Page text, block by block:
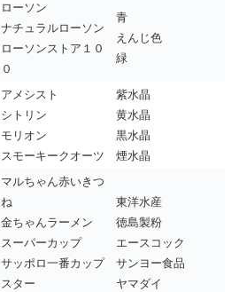
ローソン
ナチュラルローソン
ローソンストア１０
０
青
えんじ色
緑
アメシスト
シトリン
モリオン
スモーキークオーツ
紫水晶
黄水晶
黒水晶
煙水晶
マルちゃん赤いきつ
ね
金ちゃんラーメン
スーパーカップ
サッポロ一番カップ
スター
東洋水産
徳島製粉
エースコック
サンヨー食品
ヤマダイ